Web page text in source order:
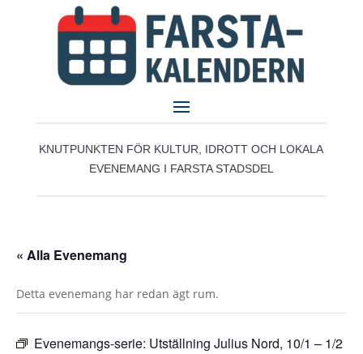
KNUTPUNKTEN FÖR KULTUR, IDROTT OCH LOKALA
EVENEMANG I FARSTA STADSDEL
« Alla Evenemang
Detta evenemang har redan ägt rum.
Evenemangs-serie: Utställning Julius Nord, 10/1 – 1/2